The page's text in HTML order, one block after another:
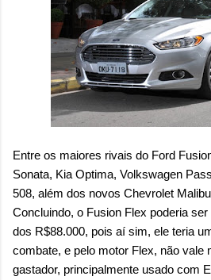
Entre os maiores rivais do Ford
Sonata, Kia Optima, Volkswagen
508, além dos novos Chevrolet
Concluindo, o Fusion Flex poderia
dos R$88.000, pois aí sim, ele teria
combate, e pelo motor Flex, não vale
gastador, principalmente usado com